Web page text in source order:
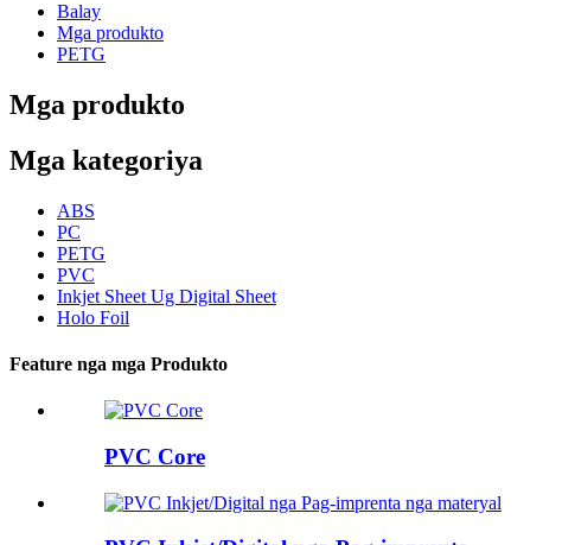
Balay
Mga produkto
PETG
Mga produkto
Mga kategoriya
ABS
PC
PETG
PVC
Inkjet Sheet Ug Digital Sheet
Holo Foil
Feature nga mga Produkto
PVC Core